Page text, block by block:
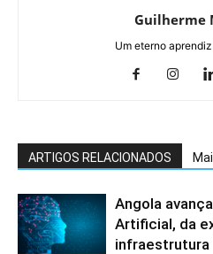
Guilherme
Um eterno aprendiz
ARTIGOS RELACIONADOS
Angola
Artificial, da
infraestrutura